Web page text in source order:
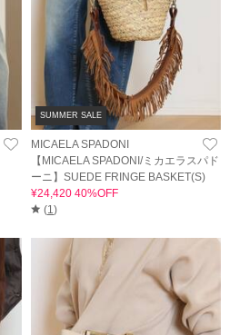
SUMMER SALE
MICAELA SPADONI
【MICAELA SPADONI/ミカエラスパド
ーニ】SUEDE FRINGE BASKET(S)
¥24,420 40%OFF
(1 )